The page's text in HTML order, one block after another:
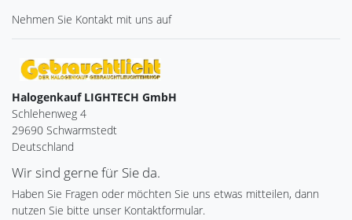
Nehmen Sie Kontakt mit uns auf
Halogenkauf LIGHTECH GmbH
Schlehenweg 4
29690 Schwarmstedt
Deutschland
Wir sind gerne für Sie da.
Haben Sie Fragen oder möchten Sie uns etwas mitteilen, dann
nutzen Sie bitte unser Kontaktformular.